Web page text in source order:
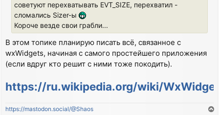
советуют перехватывать EVT_SIZE, перехватил -
сломались Sizer-ы
Короче везде свои грабли...
В этом топике планирую писать всё, связанное с
wxWidgets, начиная с самого простейшего приложения
(если вдруг кто решит с ними тоже покодить).
https://ru.wikipedia.org/wiki/
https://mastodon.social/@Shaos